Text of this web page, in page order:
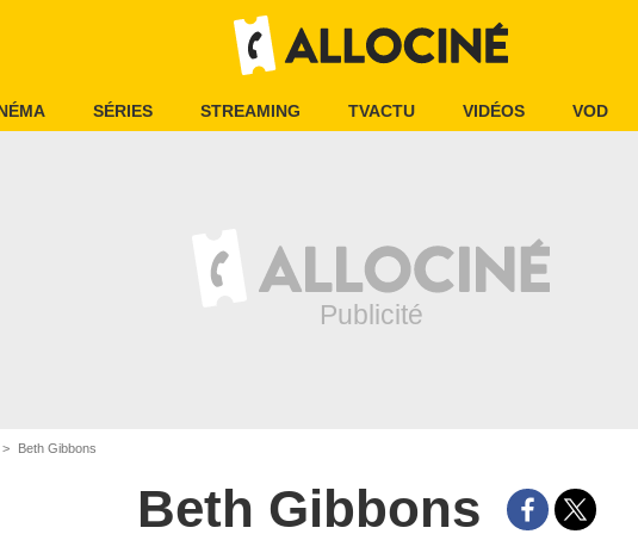
SÉRIES STREAMING TVACTU VIDÉOS VOD
Beth Gibbons
Beth Gibbons